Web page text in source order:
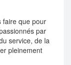
faire que pour
par
service, de la
pleinement